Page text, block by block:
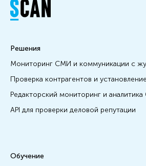
Решения
Мониторинг СМИ и коммуникации с
Проверка контрагентов и
Редакторский мониторинг и
API для проверки деловой репутации
Обучение